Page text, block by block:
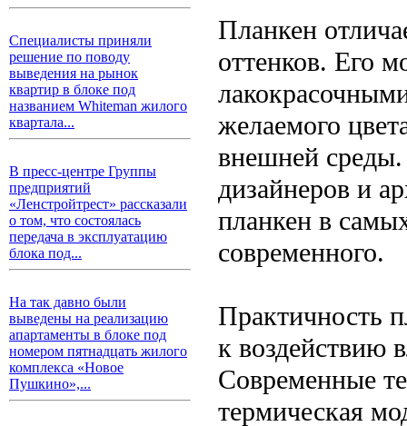
Специалисты приняли
решение по поводу
выведения на рынок
квартир в блоке под
названием Whiteman жилого
квартала...
В пресс-центре Группы
предприятий
«Ленстройтрест» рассказали
о том, что состоялась
передача в эксплуатацию
блока под...
На так давно были
выведены на реализацию
апартаменты в блоке под
номером пятнадцать жилого
комплекса «Новое
Пушкино»,...
Планкен
оттенков. Его
желаемого
внешней
дизайнеров и
планкен в
современного.
Практичность
к воздействию
Современные
термическая